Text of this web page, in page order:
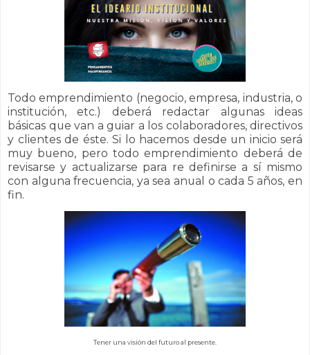
Todo emprendimiento (negocio, empresa, industria, o
institución, etc.) deberá redactar algunas ideas
básicas que van a guiar a los colaboradores, directivos
y clientes de éste. Si lo hacemos desde un inicio será
muy bueno, pero todo emprendimiento deberá de
revisarse y actualizarse para re definirse a sí mismo
con alguna frecuencia, ya sea anual o cada 5 años, en
fin.
Tener una visión del futuro al presente.